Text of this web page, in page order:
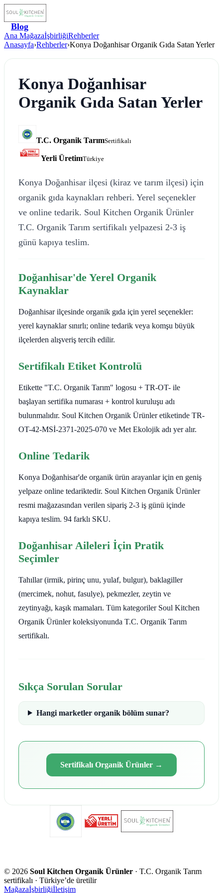
Blog
Ana MağazaİşbirliğiRehberler
Anasayfa›Rehberler›Konya Doğanhisar Organik Gıda Satan Yerler
Konya Doğanhisar
Organik Gıda Satan Yerler
T.C. Organik TarımSertifikalı
Yerli ÜretimTürkiye
Konya Doğanhisar ilçesi (kiraz ve tarım ilçesi) için
organik gıda kaynakları rehberi. Yerel seçenekler
ve online tedarik. Soul Kitchen Organik Ürünler
T.C. Organik Tarım sertifikalı yelpazesi 2-3 iş
günü kapıya teslim.
Doğanhisar'de Yerel Organik
Kaynaklar
Doğanhisar ilçesinde organik gıda için yerel seçenekler:
yerel kaynaklar sınırlı; online tedarik veya komşu büyük
ilçelerden alışveriş tercih edilir.
Sertifikalı Etiket Kontrolü
Etikette "T.C. Organik Tarım" logosu + TR-OT- ile
başlayan sertifika numarası + kontrol kuruluşu adı
bulunmalıdır. Soul Kitchen Organik Ürünler etiketinde TR-
OT-42-MSİ-2371-2025-070 ve Met Ekolojik adı yer alır.
Online Tedarik
Konya Doğanhisar'de organik ürün arayanlar için en geniş
yelpaze online tedariktedir. Soul Kitchen Organik Ürünler
resmi mağazasından verilen sipariş 2-3 iş günü içinde
kapıya teslim. 94 farklı SKU.
Doğanhisar Aileleri İçin Pratik
Seçimler
Tahıllar (irmik, pirinç unu, yulaf, bulgur), baklagiller
(mercimek, nohut, fasulye), pekmezler, zeytin ve
zeytinyağı, kaşık mamaları. Tüm kategoriler Soul Kitchen
Organik Ürünler koleksiyonunda T.C. Organik Tarım
sertifikalı.
Sıkça Sorulan Sorular
Hangi marketler organik bölüm sunar?
Sertifikalı Organik Ürünler →
© 2026 Soul Kitchen Organik Ürünler · T.C. Organik Tarım
sertifikalı · Türkiye’de üretilir
Mağazaİşbirliğiİletişim